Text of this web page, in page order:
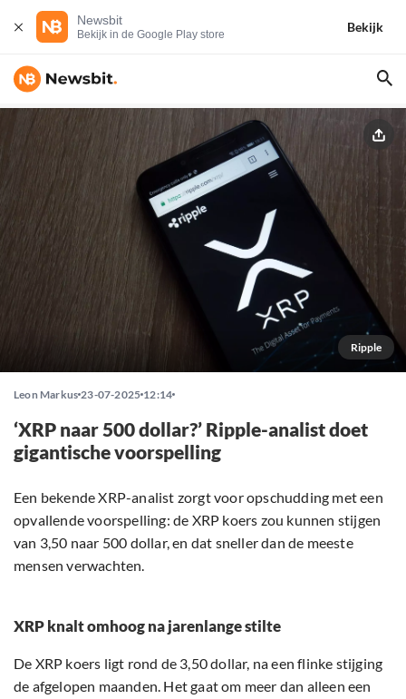
Newsbit
Bekijk in de Google Play store
Bekijk
Ripple
Leon Markus 23-07-2025 12:14
‘XRP naar 500 dollar?’ Ripple-analist doet
gigantische voorspelling
Een bekende XRP-analist zorgt voor opschudding met een
opvallende voorspelling: de XRP koers zou kunnen stijgen
van 3,50 naar 500 dollar, en dat sneller dan de meeste
mensen verwachten.
XRP knalt omhoog na jarenlange stilte
De XRP koers ligt rond de 3,50 dollar, na een flinke stijging
de afgelopen maanden. Het gaat om meer dan alleen een